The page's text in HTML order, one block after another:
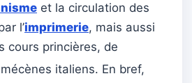
et la circulation des
l’imprimerie, mais aussi
cours princières, de
italiens. En bref,